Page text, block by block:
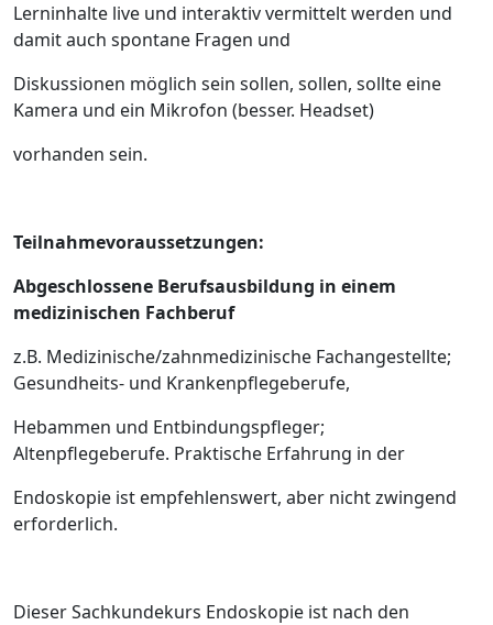
Lerninhalte live und interaktiv vermittelt werden und
damit auch spontane Fragen und
Diskussionen möglich sein sollen, sollen, sollte eine
Kamera und ein Mikrofon (besser. Headset)
vorhanden sein.
Teilnahmevoraussetzungen:
Abgeschlossene Berufsausbildung in einem
medizinischen Fachberuf
z.B. Medizinische/zahnmedizinische Fachangestellte;
Gesundheits- und Krankenpflegeberufe,
Hebammen und Entbindungspfleger;
Altenpflegeberufe. Praktische Erfahrung in der
Endoskopie ist empfehlenswert, aber nicht zwingend
erforderlich.
Dieser Sachkundekurs Endoskopie ist nach den